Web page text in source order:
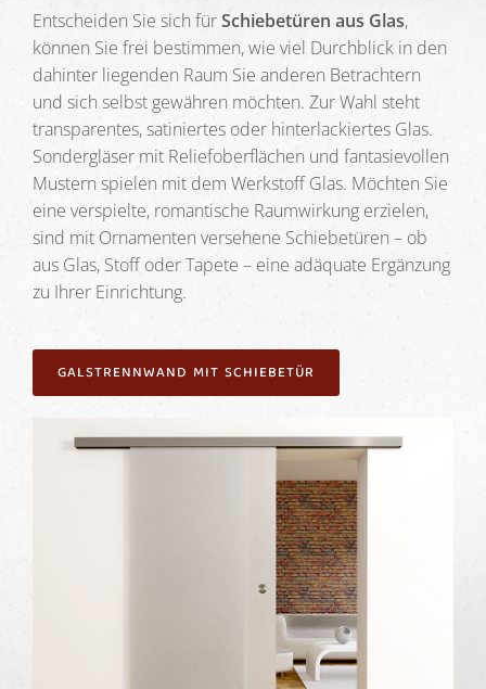
Entscheiden Sie sich fürSchiebetüren aus Glas,
können Sie frei bestimmen, wie viel Durchblick in den
dahinter liegenden Raum Sie anderen Betrachtern
und sich selbst gewähren möchten. Zur Wahl steht
transparentes, satiniertes oder hinterlackiertes Glas.
Sondergläser mit Reliefoberflächen und fantasievollen
Mustern spielen mit dem Werkstoff Glas. Möchten Sie
eine verspielte, romantische Raumwirkung erzielen,
sind mit Ornamenten versehene Schiebetüren – ob
aus Glas, Stoff oder Tapete – eine adäquate Ergänzung
zu Ihrer Einrichtung.
GALSTRENNWAND MIT SCHIEBETÜR